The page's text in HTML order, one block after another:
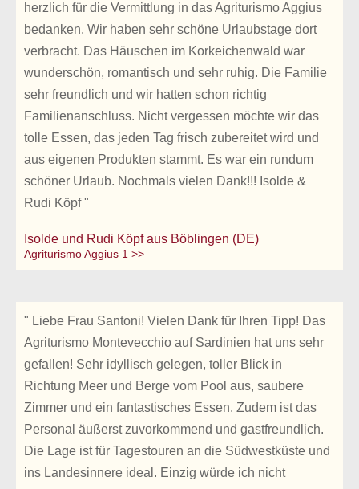
herzlich für die Vermittlung in das Agriturismo Aggius
bedanken. Wir haben sehr schöne Urlaubstage dort
verbracht. Das Häuschen im Korkeichenwald war
wunderschön, romantisch und sehr ruhig. Die Familie
sehr freundlich und wir hatten schon richtig
Familienanschluss. Nicht vergessen möchte wir das
tolle Essen, das jeden Tag frisch zubereitet wird und
aus eigenen Produkten stammt. Es war ein rundum
schöner Urlaub. Nochmals vielen Dank!!! Isolde &
Rudi Köpf "
Isolde und Rudi Köpf aus Böblingen (DE)
Agriturismo Aggius 1 >>
" Liebe Frau Santoni! Vielen Dank für Ihren Tipp! Das
Agriturismo Montevecchio auf Sardinien hat uns sehr
gefallen! Sehr idyllisch gelegen, toller Blick in
Richtung Meer und Berge vom Pool aus, saubere
Zimmer und ein fantastisches Essen. Zudem ist das
Personal äußerst zuvorkommend und gastfreundlich.
Die Lage ist für Tagestouren an die Südwestküste und
ins Landesinnere ideal. Einzig würde ich nicht